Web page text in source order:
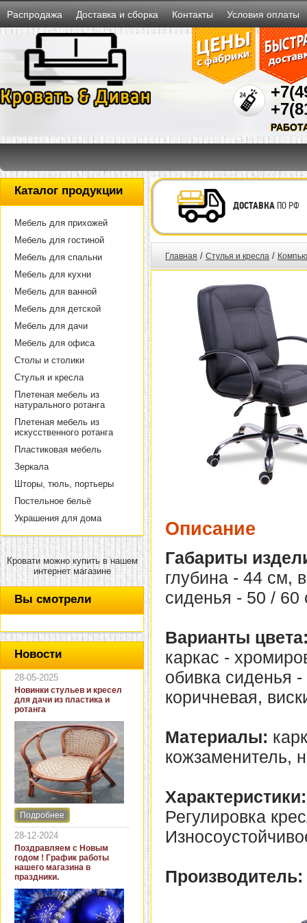
Распродажа Доставка и сборка Контакты Условия оплаты
Каталог продукции
Мебель для прихожей
Мебель для гостиной
Мебель для спальни
Мебель для кухни
Мебель для ванной
Мебель для детской
Мебель для дачи
Мебель для офиса
Столы и столики
Стулья и кресла
Плетеная мебель из
натурального ротанга
Плетеная мебель из
искусственного ротанга
Пластиковая мебель
Зеркала
Шторы, тюль, портьеры
Постельное бельё
Украшения для дома
Кровати можно купить в нашем
интернет магазине
Вы смотрели
Новости
28-05-2025
Новинки стульев и кресел
для дачи из пластика и
ротанга
Интернет-магазин "Кровать
и диван" представляет
новинки стульев и кресел
для дачи. В ассортименте
представлены как
бюджетные модели из
пластика для дачи, так и
кресла для загородных
домов из натурального и
искусственного ротанга.
Подробнее
28-12-2024
Поздравляем с Новым
годом ! График работы
нашего магазина в
праздники.
ДОСТАВКАПО РФ
Главная / Стулья и кресла /
Описание
Габариты
глубина - 44 см,
сиденья - 50 / 60
Варианты
каркас -
обивка сиденья
коричневая,
Материалы:
кожзаменитель,
Характеристики:
Регулировка
Производитель: